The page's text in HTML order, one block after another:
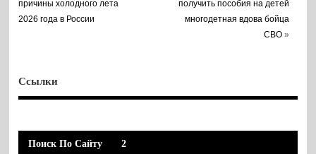
причины холодного лета
2026 года в России
получить пособия на детей
многодетная вдова бойца
СВО »
Ссылки
Поиск По Сайту 2